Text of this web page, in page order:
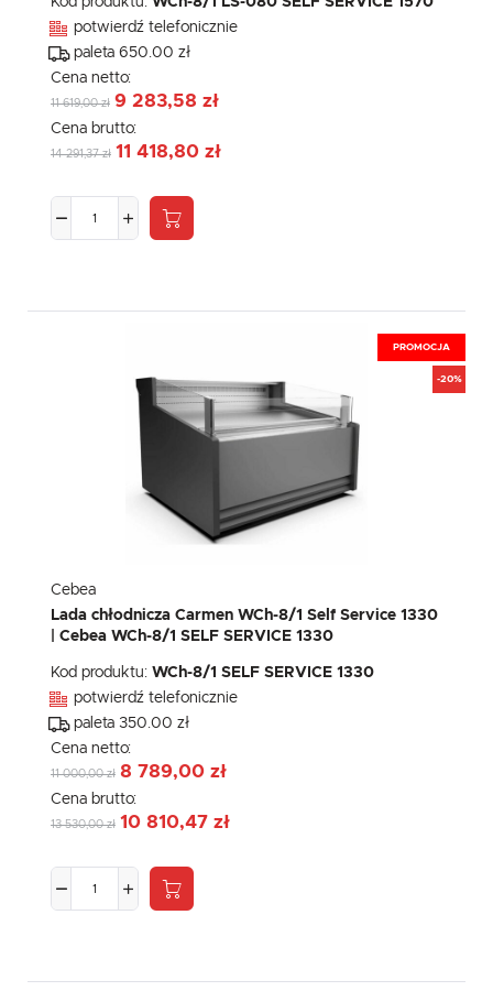
potwierdź telefonicznie
paleta 650.00 zł
Cena netto:
11 619,00 zł 9 283,58 zł
Cena brutto:
14 291,37 zł 11 418,80 zł
PROMOCJA
-20%
Cebea
Lada chłodnicza Carmen WCh-8/1 Self Service 1330
| Cebea WCh-8/1 SELF SERVICE 1330
Kod produktu: WCh-8/1 SELF SERVICE 1330
potwierdź telefonicznie
paleta 350.00 zł
Cena netto:
11 000,00 zł 8 789,00 zł
Cena brutto:
13 530,00 zł 10 810,47 zł